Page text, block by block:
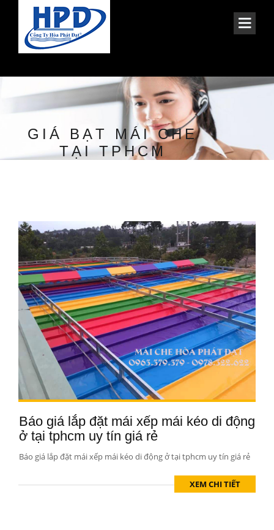
GIÁ BẠT MÁI CHE
TẠI TPHCM
Báo giá lắp đặt mái xếp mái kéo di động
ở tại tphcm uy tín giá rẻ
Báo giá lắp đặt mái xếp mái kéo di động ở tại tphcm uy tín giá rẻ
XEM CHI TIẾT